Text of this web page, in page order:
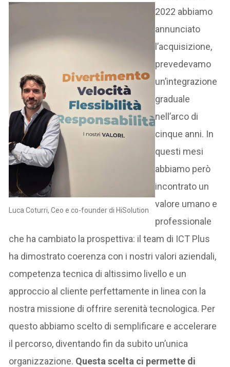
Luca Coturri, Ceo e co-founder di HiSolution
2022 abbiamo
annunciato
l’acquisizione,
prevedevamo
un’integrazione
graduale
nell’arco di
cinque anni. In
questi mesi
abbiamo però
incontrato un
valore umano e
professionale
che ha cambiato la prospettiva: il team di ICT Plus
ha dimostrato coerenza con i nostri valori aziendali,
competenza tecnica di altissimo livello e un
approccio al cliente perfettamente in linea con la
nostra missione di offrire serenità tecnologica. Per
questo abbiamo scelto di semplificare e accelerare
il percorso, diventando fin da subito un’unica
organizzazione. Questa scelta ci permette di